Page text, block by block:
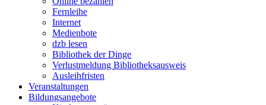
Fernleihe
Internet
Medienbote
dzb lesen
Bibliothek der Dinge
Verlustmeldung Bibliotheksausweis
Ausleihfristen
Veranstaltungen
Bildungsangebote